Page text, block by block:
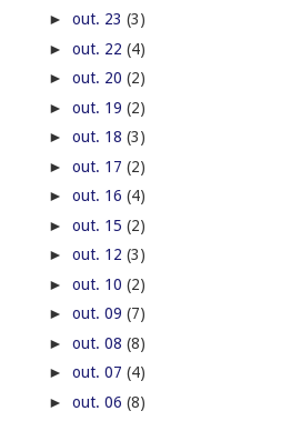
► out. 23 (3)
► out. 22 (4)
► out. 20 (2)
► out. 19 (2)
► out. 18 (3)
► out. 17 (2)
► out. 16 (4)
► out. 15 (2)
► out. 12 (3)
► out. 10 (2)
► out. 09 (7)
► out. 08 (8)
► out. 07 (4)
► out. 06 (8)